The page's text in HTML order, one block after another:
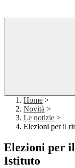
Home >
Novità >
Le notizie >
Elezioni per il
Elezioni per
Istituto